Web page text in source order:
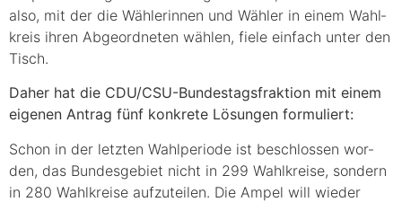
also, mit der die Wäh­le­rin­nen und Wäh­ler in einem Wahl­
kreis ihren Abge­ord­ne­ten wäh­len, fie­le ein­fach unter den
Tisch.
Daher hat die CDU/C­SU-Bun­des­tags­frak­ti­on mit einem
eige­nen Antrag fünf kon­kre­te Lösun­gen formuliert:
Schon in der letz­ten Wahl­pe­ri­ode ist beschlos­sen wor­
den, das Bun­des­ge­biet nicht in 299 Wahl­krei­se, son­dern
in 280 Wahl­krei­se auf­zu­tei­len. Die Ampel will wie­der